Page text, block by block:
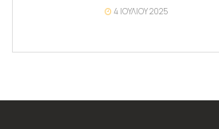
4 ΙΟΥΛΊΟΥ 2025